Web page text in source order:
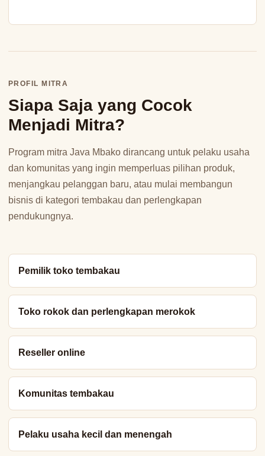
PROFIL MITRA
Siapa Saja yang Cocok
Menjadi Mitra?
Program mitra Java Mbako dirancang untuk pelaku usaha
dan komunitas yang ingin memperluas pilihan produk,
menjangkau pelanggan baru, atau mulai membangun
bisnis di kategori tembakau dan perlengkapan
pendukungnya.
Pemilik toko tembakau
Toko rokok dan perlengkapan merokok
Reseller online
Komunitas tembakau
Pelaku usaha kecil dan menengah